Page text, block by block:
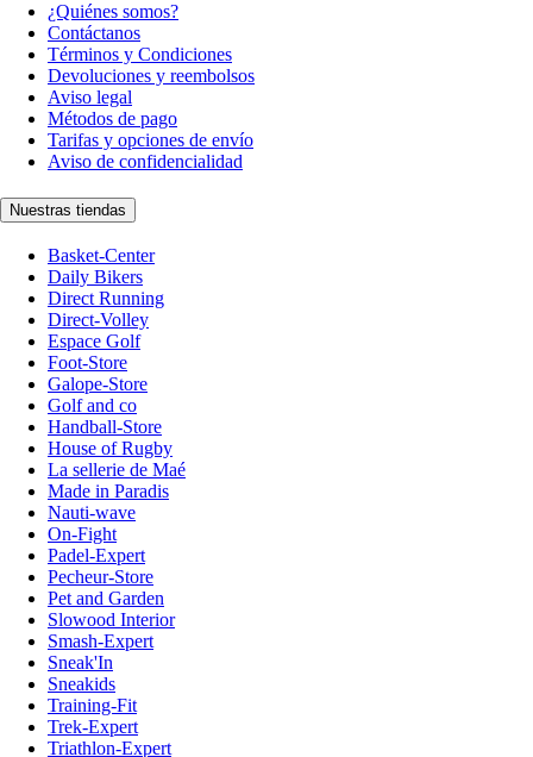
¿Quiénes somos?
Contáctanos
Términos y Condiciones
Devoluciones y reembolsos
Aviso legal
Métodos de pago
Tarifas y opciones de envío
Aviso de confidencialidad
Nuestras tiendas
Basket-Center
Daily Bikers
Direct Running
Direct-Volley
Espace Golf
Foot-Store
Galope-Store
Golf and co
Handball-Store
House of Rugby
La sellerie de Maé
Made in Paradis
Nauti-wave
On-Fight
Padel-Expert
Pecheur-Store
Pet and Garden
Slowood Interior
Smash-Expert
Sneak'In
Sneakids
Training-Fit
Trek-Expert
Triathlon-Expert